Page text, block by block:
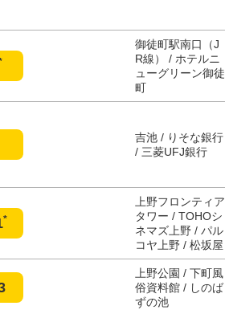
御徒町駅南口（J
R線） / ホテルニ
ューグリーン御徒
町
吉池 / りそな銀行
/ 三菱UFJ銀行
*
上野フロンティア
タワー / TOHOシ
ネマズ上野 / パル
コヤ上野 / 松坂屋
上野公園 / 下町風
俗資料館 / しのば
ずの池